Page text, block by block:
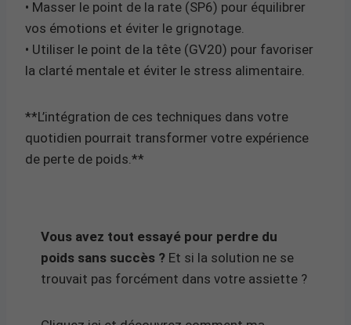
• Masser le point de la rate (SP6) pour équilibrer
vos émotions et éviter le grignotage.
• Utiliser le point de la tête (GV20) pour favoriser
la clarté mentale et éviter le stress alimentaire.
**L’intégration de ces techniques dans votre
quotidien pourrait transformer votre expérience
de perte de poids.**
Vous avez tout essayé pour perdre du
poids sans succès ? Et si la solution ne se
trouvait pas forcément dans votre assiette ?